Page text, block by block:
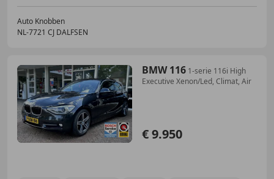
Auto Knobben
NL-7721 CJ DALFSEN
BMW 116 1-serie 116i High
Executive Xenon/Led, Climat, Air
€ 9.950